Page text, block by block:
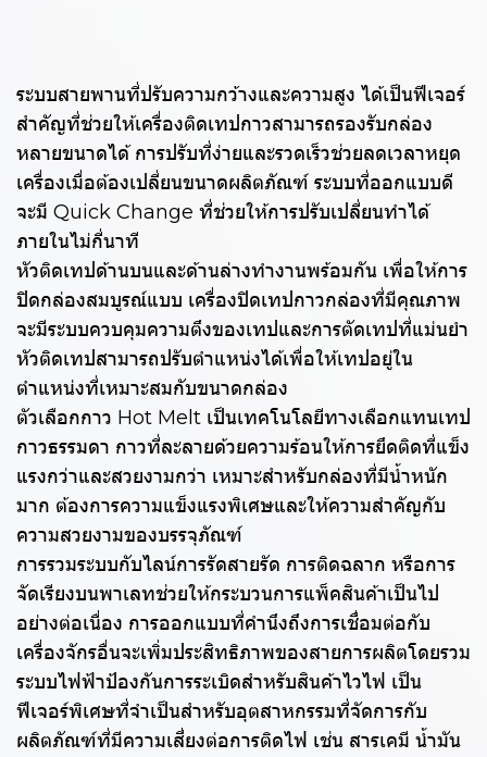
ระบบสายพานที่ปรับความกว้างและความสูง ได้เป็นฟีเจอร์
สำคัญที่ช่วยให้เครื่องติดเทปกาวสามารถรองรับกล่อง
หลายขนาดได้ การปรับที่ง่ายและรวดเร็วช่วยลดเวลาหยุด
เครื่องเมื่อต้องเปลี่ยนขนาดผลิตภัณฑ์ ระบบที่ออกแบบดี
จะมี Quick Change ที่ช่วยให้การปรับเปลี่ยนทำได้
ภายในไม่กี่นาที
หัวติดเทปด้านบนและด้านล่างทำงานพร้อมกัน เพื่อให้การ
ปิดกล่องสมบูรณ์แบบ เครื่องปิดเทปกาวกล่องที่มีคุณภาพ
จะมีระบบควบคุมความตึงของเทปและการตัดเทปที่แม่นยำ
หัวติดเทปสามารถปรับตำแหน่งได้เพื่อให้เทปอยู่ใน
ตำแหน่งที่เหมาะสมกับขนาดกล่อง
ตัวเลือกกาว Hot Melt เป็นเทคโนโลยีทางเลือกแทนเทป
กาวธรรมดา กาวที่ละลายด้วยความร้อนให้การยึดติดที่แข็ง
แรงกว่าและสวยงามกว่า เหมาะสำหรับกล่องที่มีน้ำหนัก
มาก ต้องการความแข็งแรงพิเศษและให้ความสำคัญกับ
ความสวยงามของบรรจุภัณฑ์
การรวมระบบกับไลน์การรัดสายรัด การติดฉลาก หรือการ
จัดเรียงบนพาเลทช่วยให้กระบวนการแพ็คสินค้าเป็นไป
อย่างต่อเนื่อง การออกแบบที่คำนึงถึงการเชื่อมต่อกับ
เครื่องจักรอื่นจะเพิ่มประสิทธิภาพของสายการผลิตโดยรวม
ระบบไฟฟ้าป้องกันการระเบิดสำหรับสินค้าไวไฟ เป็น
ฟีเจอร์พิเศษที่จำเป็นสำหรับอุตสาหกรรมที่จัดการกับ
ผลิตภัณฑ์ที่มีความเสี่ยงต่อการติดไฟ เช่น สารเคมี น้ำมัน